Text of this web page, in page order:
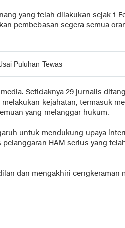
yang telah dilakukan sejak 1
pembebasan segera semua
Puluhan Tewas
Setidaknya 29 jurnalis
kejahatan, termasuk
yang melanggar hukum.
untuk mendukung upaya
HAM serius yang
dan mengakhiri cengkeraman